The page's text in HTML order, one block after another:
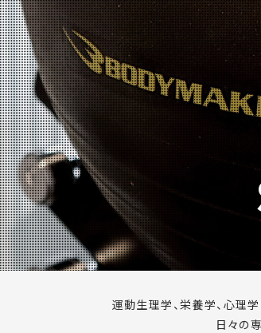
運動生理学、栄養学、心理
日々の